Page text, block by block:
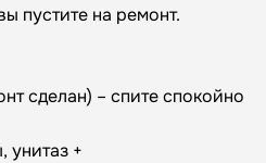
пустите на ремонт.
сделан) – спите спокойно
унитаз +